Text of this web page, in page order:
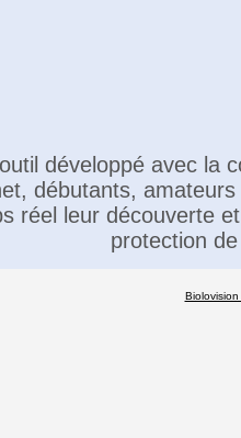
développé avec la
débutants,
réel leur découverte
protection
Biolovision